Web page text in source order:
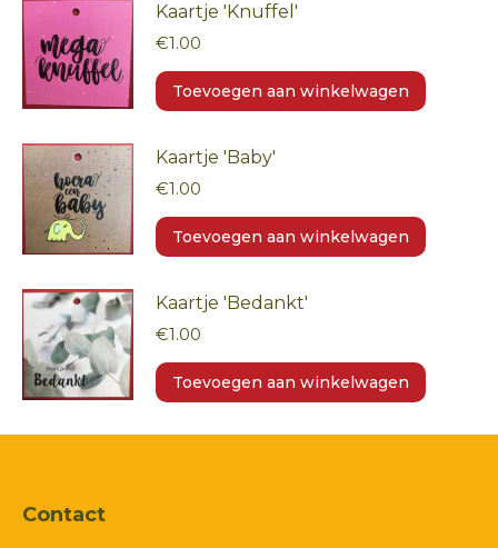
Kaartje 'Knuffel'
€1.00
Toevoegen aan winkelwagen
Kaartje 'Baby'
€1.00
Toevoegen aan winkelwagen
Kaartje 'Bedankt'
€1.00
Toevoegen aan winkelwagen
Contact